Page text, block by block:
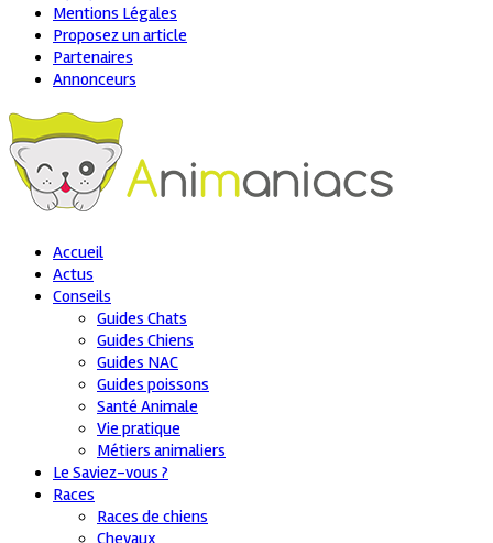
Mentions Légales
Proposez un article
Partenaires
Annonceurs
Accueil
Actus
Conseils
Guides Chats
Guides Chiens
Guides NAC
Guides poissons
Santé Animale
Vie pratique
Métiers animaliers
Le Saviez-vous ?
Races
Races de chiens
Chevaux